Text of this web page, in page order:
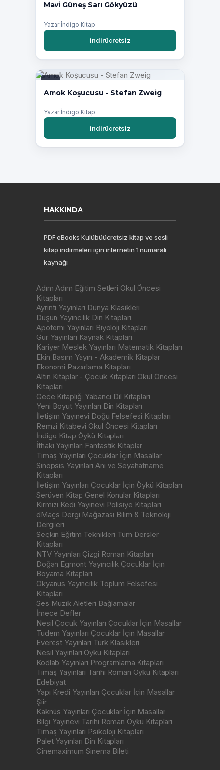
Mavi Güneş Sarı Gökyüzü
Yazar:İndigo Kitap
indirücretsiz
PDF
Amok Koşucusu - Stefan Zweig
Yazar:İndigo Kitap
indirücretsiz
HAKKINDA
PDF eBooks Kulübüücretsiz kitap ve sesli
kitap indirmeleri için internetin 1 numaralı
kaynağı
Adım Adım Eğitim Setleri Okul Öncesi
Kitapları
Ayrıntı Yayınları Dünya Klasikleri
Düşün Yayıncılık Din Kitapları
Apotemi Yayınları Biyoloji Kitapları
Gür Yayınları Kaynak Kitapları
Kariyer Meslek Yayınları Matematik Kitapları
Ekin Basım Yayın - Akademik Kitaplar
Ekonomi Pazarlama Kitapları
Altın Kitaplar - Çocuk Kitapları Okul Öncesi
Kitapları
Gece Kitaplığı Yabancı Dil Kitapları
Yeni Boyut Yayınları Din Kitapları
İletişim Yayınevi Doğu Felsefesi Kitapları
Remzi Kitabevi Okul Öncesi Kitapları
İndigo Kitap Öykü Kitapları
İthaki Yayınları Fantastik Kitaplar
Timaş Yayınları Çocuklar İçin Masallar
Sinopsis Yayınları Anı ve Seyahatname
Kitapları
İletişim Yayınları Çocuklar İçin Öykü Kitapları
Serüven Kitap Genel Konular Kitapları
Kırmızı Kedi Yayınevi Polisiye Kitapları
dMags Dergi Mağazası Bilim & Teknoloji
Dergileri
Seçkin Eğitim Teknikleri Tüm Dersler
Kitapları
NTV Yayınları Çizgi Roman Kitapları
Doğan Egmont Yayıncılık Çocuklar İçin
Boyama Kitapları
Okyanus Yayıncılık Toplum Felsefesi
Kitapları
Ses Müzik Aletleri Bağlamalar
İmece Defler
Nesil Çocuk Yayınları Çocuklar İçin Masallar
Tudem Yayınları Çocuklar İçin Masallar
Everest Yayınları Türk Klasikleri
Nesil Yayınları Öykü Kitapları
Kodlab Yayınları Programlama Kitapları
Timaş Yayınları Tarihi Roman Öykü Kitapları
Edebiyat
Yapı Kredi Yayınları Çocuklar İçin Masallar
Şiir
Kaknüs Yayınları Çocuklar İçin Masallar
Bilgi Yayınevi Tarihi Roman Öykü Kitapları
Timaş Yayınları Psikoloji Kitapları
Palet Yayınları Din Kitapları
Cinemaximum Sinema Bileti